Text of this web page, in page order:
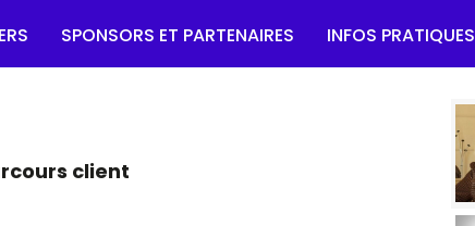
SPONSORS ET PARTENAIRES
INFOS PRATIQUES
client